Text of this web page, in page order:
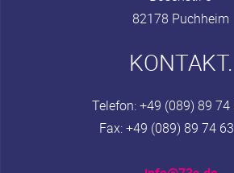
82178 Puchheim
KONTAKT.
Telefon: +49 (089) 89 74
Fax: +49 (089) 89 74